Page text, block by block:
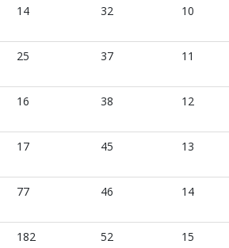
14 32 10
25 37 11
16 38 12
17 45 13
77 46 14
182 52 15